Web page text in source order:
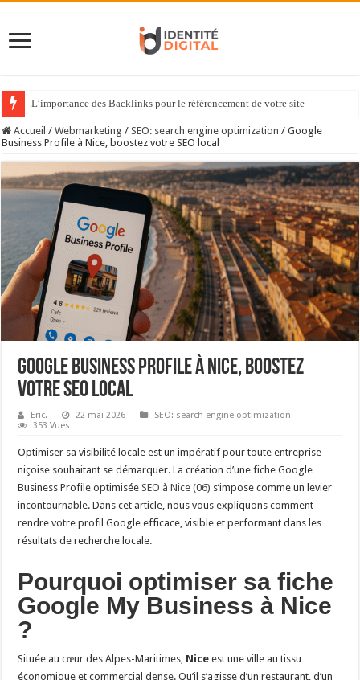
L’importance des Backlinks pour le référencement de votre site
Accueil / Webmarketing / SEO: search engine optimization / Google
Business Profile à Nice, boostez votre SEO local
Google Business Profile à Nice, boostez
votre SEO local
Eric. 22 mai 2026
SEO: search engine optimization
353 Vues
Optimiser sa visibilité locale est un impératif pour toute entreprise
niçoise souhaitant se démarquer. La création d’une fiche Google
Business Profile optimiséeSEO à Nice (06) s’impose comme un levier
incontournable. Dans cet article, nous vous expliquons comment
rendre votre profil Google efficace, visible et performant dans les
résultats de recherche locale.
Pourquoi optimiser sa fiche
Google My Business à Nice
?
Située au cœur des Alpes-Maritimes, Nice est une ville au tissu
économique et commercial dense. Qu’il s’agisse d’un restaurant, d’un